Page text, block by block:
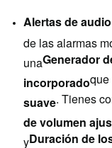
Alertas de
de las alarmas
unaGenerador
incorporadoque
suave. Tienes
de volumen
yDuración de